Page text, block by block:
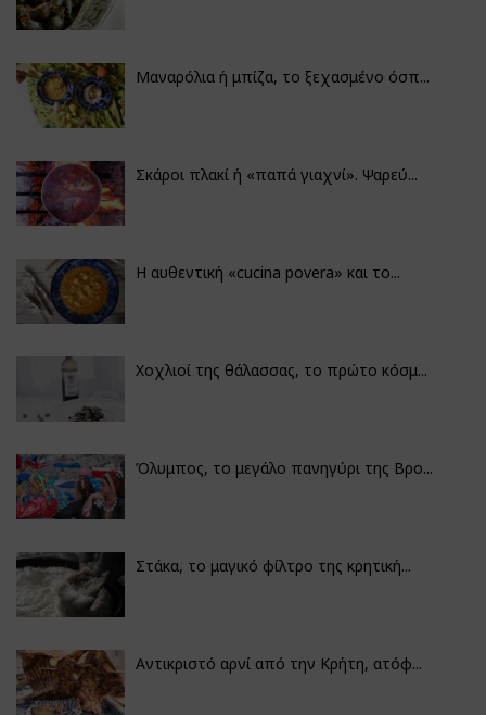
Μαναρόλια ή μπίζα, το ξεχασμένο όσπ...
Σκάροι πλακί ή «παπά γιαχνί». Ψαρεύ...
Η αυθεντική «cucina povera» και το...
Χοχλιοί της θάλασσας, το πρώτο κόσμ...
Όλυμπος, το μεγάλο πανηγύρι της Βρο...
Στάκα, το μαγικό φίλτρο της κρητική...
Αντικριστό αρνί από την Κρήτη, ατόφ...